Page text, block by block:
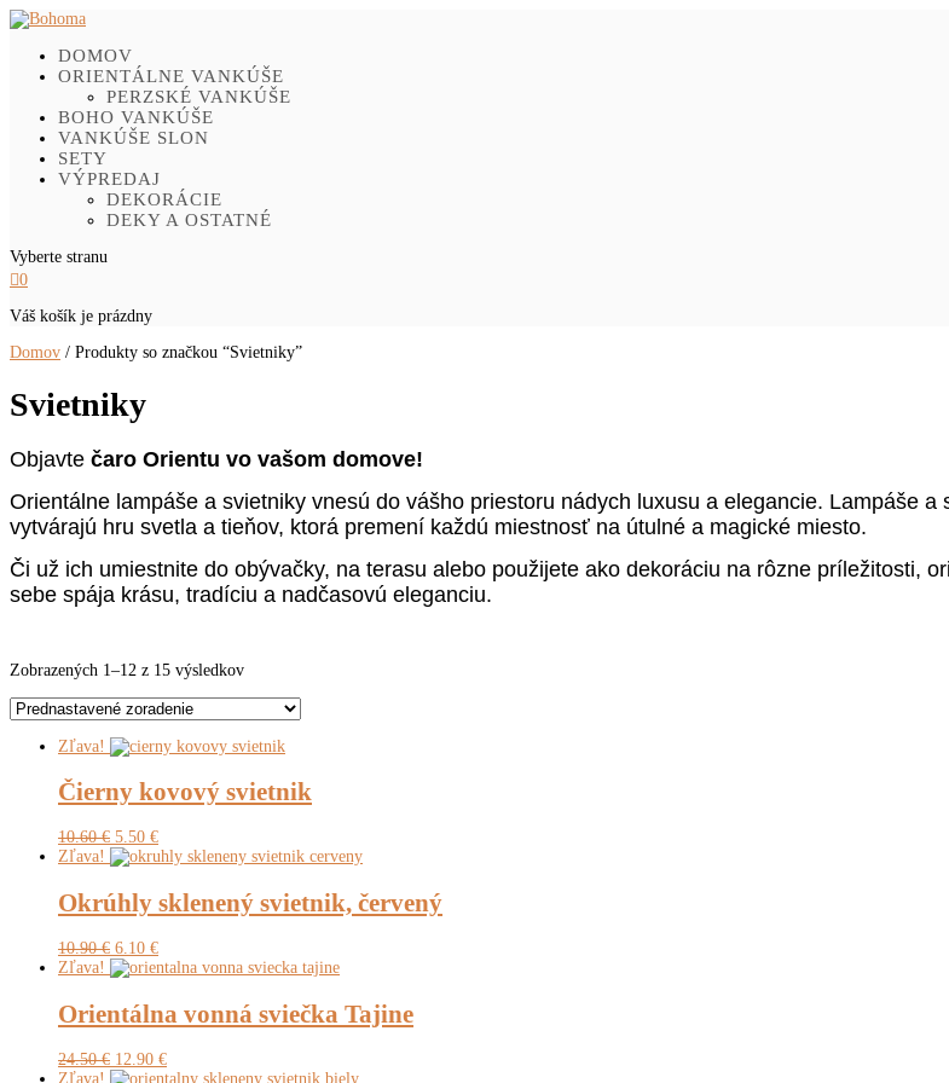
DOMOV
ORIENTÁLNE VANKÚŠE
PERZSKÉ VANKÚŠE
BOHO VANKÚŠE
VANKÚŠE SLON
SETY
VÝPREDAJ
DEKORÁCIE
DEKY A OSTATNÉ
Vyberte stranu
0
Váš košík je prázdny
Domov / Produkty so značkou “Svietniky”
Svietniky
Objavte čaro Orientu vo vašom domove!
Orientálne lampáše a svietniky vnesú do vášho priestoru nádych luxusu a elegancie. Lampáše
vytvárajú hru svetla a tieňov, ktorá premení každú miestnosť na útulné a magické miesto.
Či už ich umiestnite do obývačky, na terasu alebo použijete ako dekoráciu na rôzne príležitosti,
sebe spája krásu, tradíciu a nadčasovú eleganciu.
Zobrazených 1–12 z 15 výsledkov
Zľava!
Čierny kovový svietnik
10.60€ Pôvodná
cena
10.60 €.
5.50 €Aktuálna
cena
5.50 €.
Zľava!
Okrúhly sklenený svietnik, červený
10.90€ Pôvodná
cena
10.90 €.
6.10 €Aktuálna
cena
Zľava!
Orientálna vonná sviečka Tajine
24.50€ Pôvodná
cena
12.90 €Aktuálna
cena
Zľava!